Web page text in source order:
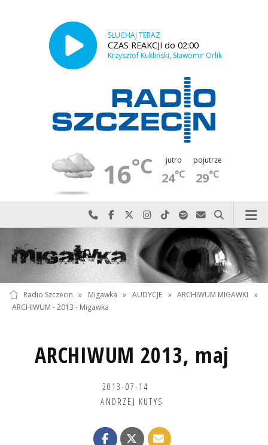
SŁUCHAJ TERAZ
CZAS REAKCJI do 02:00
Krzysztof Kukliński, Sławomir Orlik
16°C jutro
24°C
pojutrze
29°C
Najlepiej po prostu do nas zadzwoń
Odwiedź nas na Facebook-u
Odwiedź nas na X
Odwiedź nas na Instagram-ie
Odwiedź nas na TikTok-u
Szukaj nas na Spotify
Wyślij do nas
Szukaj
Radio Szczecin » Migawka » AUDYCJE » ARCHIWUM MIGAWKI
»
ARCHIWUM - 2013 - Migawka
ARCHIWUM 2013, maj
2013-07-14
ANDRZEJ KUTYS